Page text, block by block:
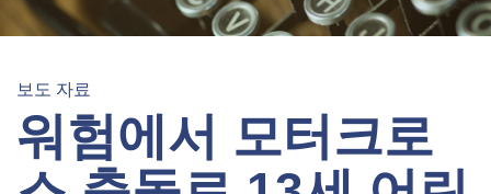
보도 자료
워험에서 모터크로